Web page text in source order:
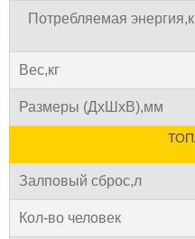
Потребляемая
Вес,кг
Размеры (ДхШхВ),мм
Залповый сброс,л
Кол-во человек